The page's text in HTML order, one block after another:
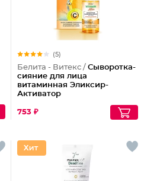
(5)
Белита - Витекс / Сыворотка-
сияние для лица
витаминная Эликсир-
Активатор
753 ₽